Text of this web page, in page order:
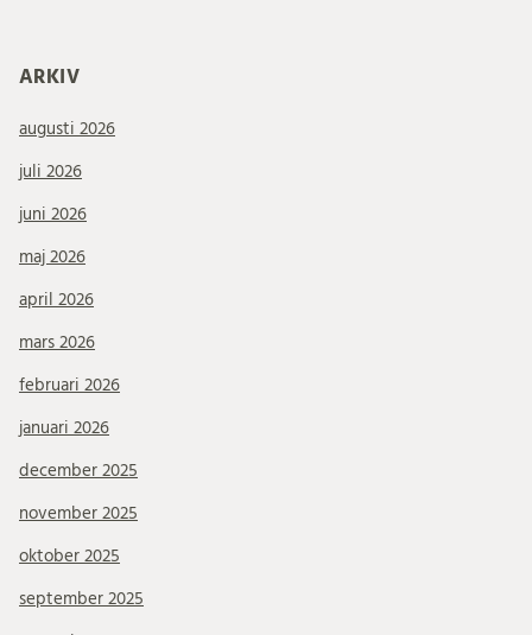
ARKIV
augusti 2026
juli 2026
juni 2026
maj 2026
april 2026
mars 2026
februari 2026
januari 2026
december 2025
november 2025
oktober 2025
september 2025